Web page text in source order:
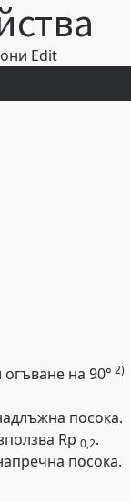
Edit
на 90° 2)
посока.
Rp 0,2.
посока.